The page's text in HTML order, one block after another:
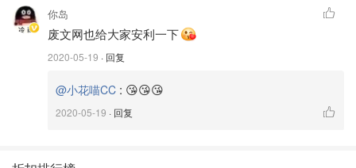
推荐2⃣️AWM绝地求生—漫漫何其多
你岛
废文网也给大家安利一下
2020-05-19 · 回复
@小花喵CC : 😘😘😘
2020-05-19 · 回复